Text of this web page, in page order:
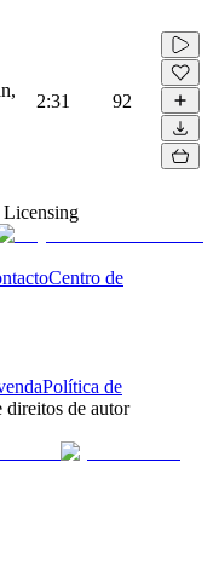
2:31 92
Licensing
Centro de
Política de
direitos de autor